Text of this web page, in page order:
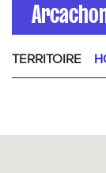
TERRITOIRE